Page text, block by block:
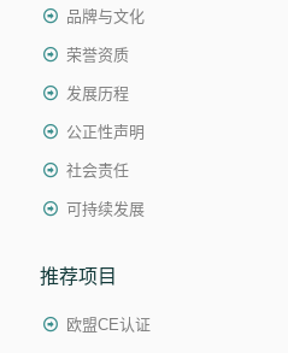
品牌与文化
荣誉资质
发展历程
公正性声明
社会责任
可持续发展
推荐项目
欧盟CE认证